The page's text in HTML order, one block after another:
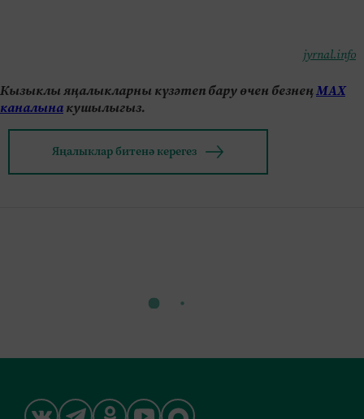
jyrnal.info
Кызыклы яңалыкларны күзәтеп бару өчен безнеңМАХ
каналынакушылыгыз.
Яңалыклар битенә керегез